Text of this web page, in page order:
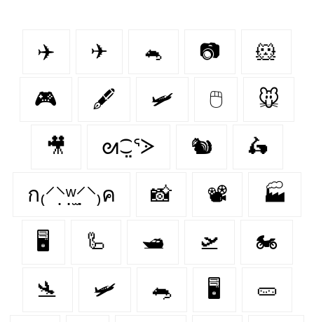
✈️ ✈ 🐁 📷 🐹
🎮 🖋 🛩 🖱 🐭
🎥 ᘛ⁐̤ᕐᐷ 🐿 🛵
ก₍⸍⸌̣ʷ̣̫⸍̣⸌₎ค 📸 📽 🏭
🖥️ 🦾 🛥 🛫 🏍️
🛬 🛩️ 🐀 🖥 🥒